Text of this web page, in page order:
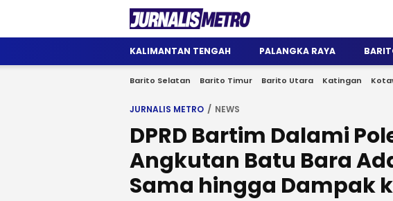
Jurnalis Metro
Satu Wadah Informasi
KALIMANTAN TENGAH PALANGKA RAYA
Barito Selatan Barito Timur Barito Utara Katingan
JURNALIS METRO NEWS
DPRD Bartim Dalami
Angkutan Batu Bara
Sama hingga Dampak